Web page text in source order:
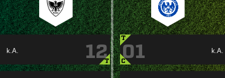
k.A. 12
T
k.A.
01
C
T